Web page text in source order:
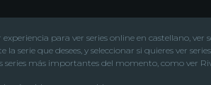
para ver series online en castellano,
que desees, y seleccionar si quieres ver
más importantes del momento, como ver